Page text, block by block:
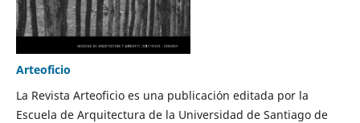
Arteoficio
La Revista Arteoficio es una publicación editada por la
Escuela de Arquitectura de la Universidad de Santiago de